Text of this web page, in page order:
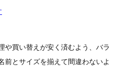
や買い替えが安く済むよう、バラ
前とサイズを揃えて間違わないよ